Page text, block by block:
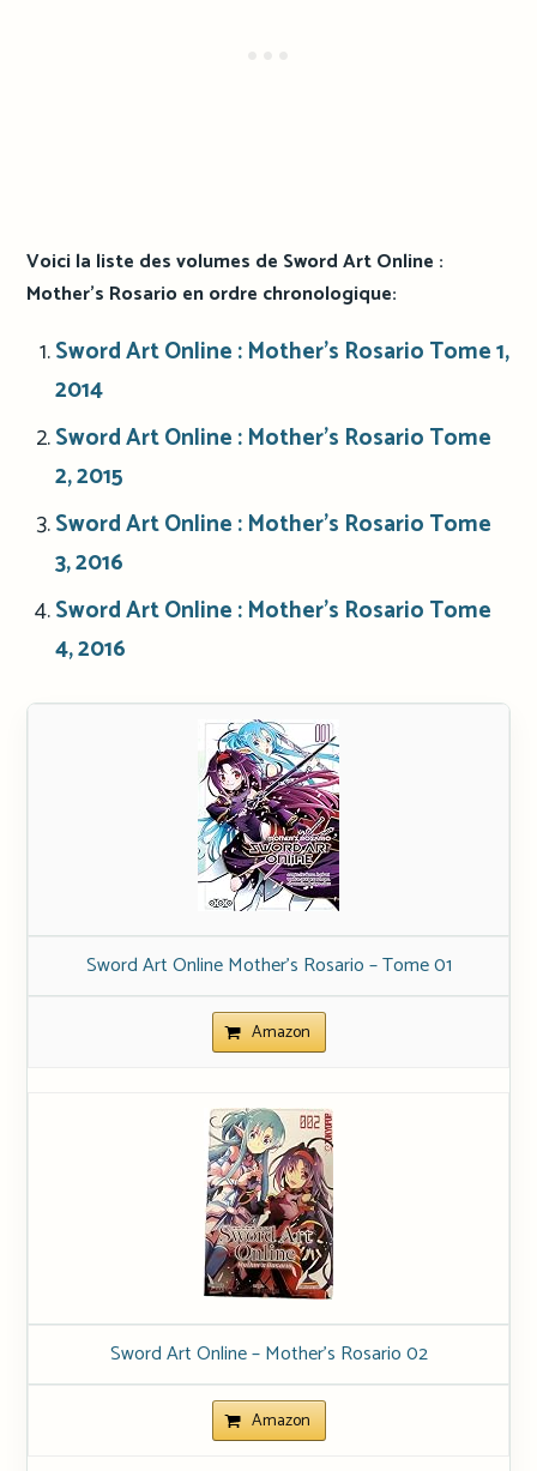
Voici la liste des volumes de Sword Art Online :
Mother’s Rosario en ordre chronologique:
Sword Art Online : Mother’s Rosario Tome 1,
2014
Sword Art Online : Mother’s Rosario Tome
2, 2015
Sword Art Online : Mother’s Rosario Tome
3, 2016
Sword Art Online : Mother’s Rosario Tome
4, 2016
Sword Art Online Mother’s Rosario – Tome 01
Amazon
Sword Art Online – Mother’s Rosario 02
Amazon